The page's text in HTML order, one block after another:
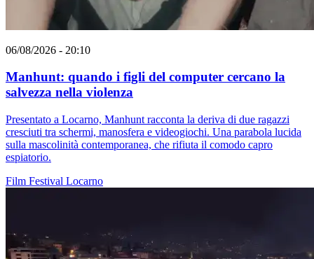
06/08/2026 - 20:10
Manhunt: quando i figli del computer cercano la
salvezza nella violenza
Presentato a Locarno, Manhunt racconta la deriva di due ragazzi
cresciuti tra schermi, manosfera e videogiochi. Una parabola lucida
sulla mascolinità contemporanea, che rifiuta il comodo capro
espiatorio.
Film Festival Locarno